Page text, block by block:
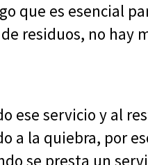
que es esencial
residuos, no hay
ese servicio y al
a la quiebra, por
se presta un